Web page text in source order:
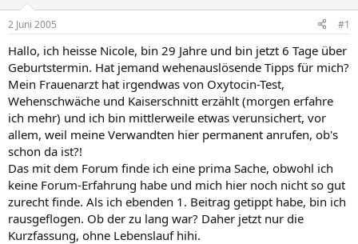
e
r
t
a
2 Juni 2005 #1
Hallo, ich heisse Nicole, bin 29 Jahre und bin jetzt 6 Tage über
Geburtstermin. Hat jemand wehenauslösende Tipps für mich?
Mein Frauenarzt hat irgendwas von Oxytocin-Test,
Wehenschwäche und Kaiserschnitt erzählt (morgen erfahre
ich mehr) und ich bin mittlerweile etwas verunsichert, vor
allem, weil meine Verwandten hier permanent anrufen, ob's
schon da ist?!
Das mit dem Forum finde ich eine prima Sache, obwohl ich
keine Forum-Erfahrung habe und mich hier noch nicht so gut
zurecht finde. Als ich ebenden 1. Beitrag getippt habe, bin ich
rausgeflogen. Ob der zu lang war? Daher jetzt nur die
Kurzfassung, ohne Lebenslauf hihi.